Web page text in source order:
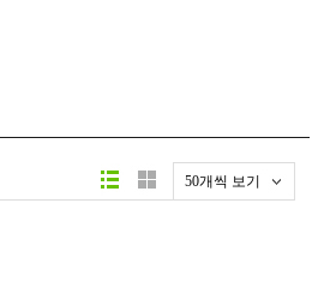
50개씩 보기